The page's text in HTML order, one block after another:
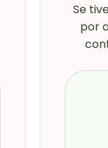
Se
por